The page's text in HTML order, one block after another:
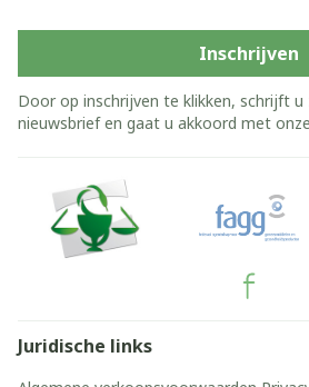
Inschrijven
Door op inschrijven te klikken, schrijft u
nieuwsbrief en gaat u akkoord met onze
Juridische links